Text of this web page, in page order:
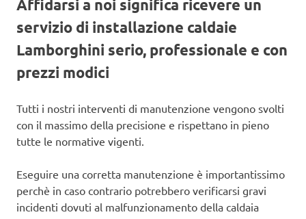
Affidarsi a noi significa ricevere un
servizio di installazione caldaie
Lamborghini serio, professionale e con
prezzi modici
Tutti i nostri interventi di manutenzione vengono svolti
con il massimo della precisione e rispettano in pieno
tutte le normative vigenti.
Eseguire una corretta manutenzione è importantissimo
perchè in caso contrario potrebbero verificarsi gravi
incidenti dovuti al malfunzionamento della caldaia